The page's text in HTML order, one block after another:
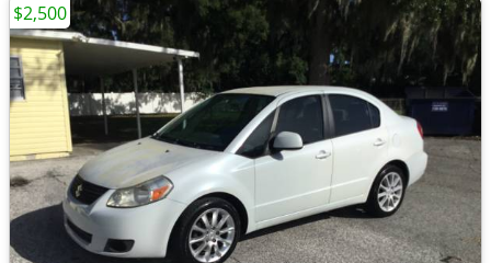
$2,500